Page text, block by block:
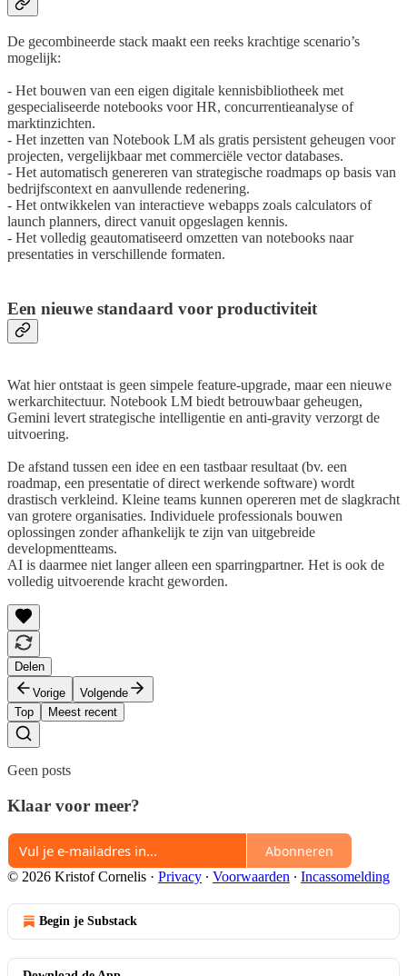
De gecombineerde stack maakt een reeks krachtige scenario’s
mogelijk:
- Het bouwen van een eigen digitale kennisbibliotheek met
gespecialiseerde notebooks voor HR, concurrentieanalyse of
marktinzichten.
- Het inzetten van Notebook LM als gratis persistent geheugen voor
projecten, vergelijkbaar met commerciële vector databases.
- Het automatisch genereren van strategische roadmaps op basis van
bedrijfscontext en aanvullende redenering.
- Het ontwikkelen van interactieve webapps zoals calculators of
launch planners, direct vanuit opgeslagen kennis.
- Het volledig geautomatiseerd omzetten van notebooks naar
presentaties in verschillende formaten.
Een nieuwe standaard voor productiviteit
Wat hier ontstaat is geen simpele feature-upgrade, maar een nieuwe
werkarchitectuur. Notebook LM biedt betrouwbaar geheugen,
Gemini levert strategische intelligentie en anti-gravity verzorgt de
uitvoering.
De afstand tussen een idee en een tastbaar resultaat (bv. een
roadmap, een presentatie of direct werkende software) wordt
drastisch verkleind. Kleine teams kunnen opereren met de slagkracht
van grotere organisaties. Individuele professionals bouwen
oplossingen zonder afhankelijk te zijn van uitgebreide
developmentteams.
AI is daarmee niet langer alleen een sparringpartner. Het is ook de
volledig uitvoerende kracht geworden.
Delen
Vorige
Volgende
Top
Meest recent
Geen posts
Klaar voor meer?
Abonneren
© 2026 Kristof Cornelis · Privacy ∙ Voorwaarden ∙ Incassomelding
Begin je Substack